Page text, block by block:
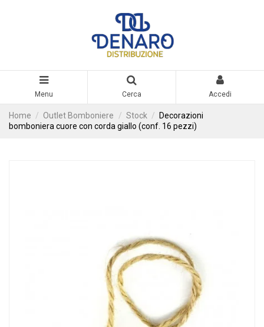
Menu Cerca Accedi
Home Outlet Bomboniere Stock
Decorazioni
bomboniera cuore con corda giallo (conf. 16 pezzi)